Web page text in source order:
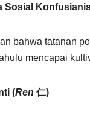
Sosial
bahwa tatanan
mencapai
(Ren 仁)